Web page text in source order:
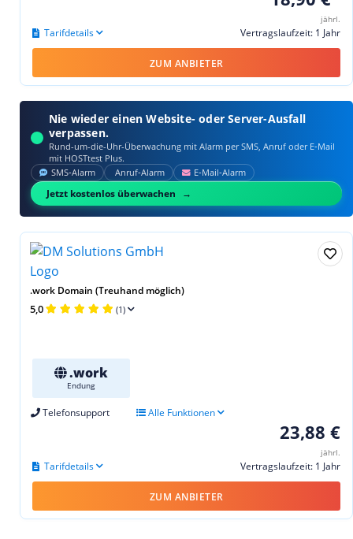
jährl.
Vertragslaufzeit: 1 Jahr
Tarifdetails
ZUM ANBIETER
Nie wieder einen Website- oder Server-Ausfall
verpassen.
Rund-um-die-Uhr-Überwachung mit Alarm per SMS, Anruf oder E‑Mail
mit HOSTtest Plus.
SMS‑Alarm Anruf‑Alarm E‑Mail‑Alarm
Jetzt kostenlos überwachen
.work Domain (Treuhand möglich)
5,0 (1)
.work
Endung
Telefonsupport Alle Funktionen
23,88 €
jährl.
Vertragslaufzeit: 1 Jahr
Tarifdetails
ZUM ANBIETER